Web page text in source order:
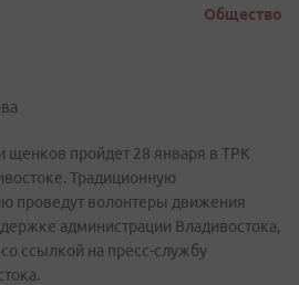
Общество
щенков пройдет 28 января в ТРК
Традиционную
проведут волонтеры движения
администрации Владивостока,
ссылкой на пресс-службу